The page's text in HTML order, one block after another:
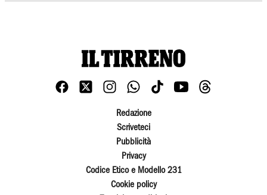
Redazione
Scriveteci
Pubblicità
Privacy
Codice Etico e Modello 231
Cookie policy